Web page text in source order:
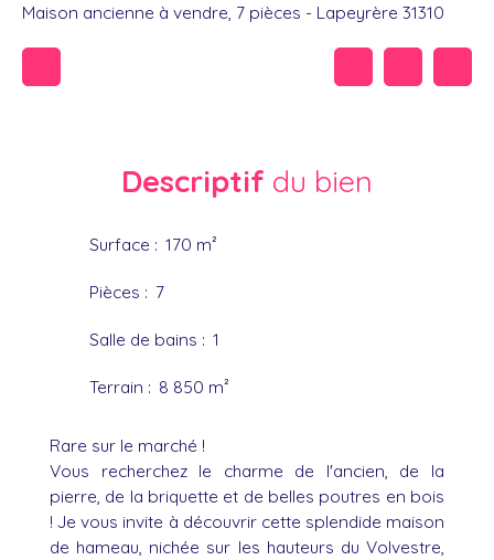
Maison ancienne à vendre, 7 pièces - Lapeyrère 31310
Descriptif du bien
Surface : 170 m²
Pièces : 7
Salle de bains : 1
Terrain : 8 850 m²
Rare sur le marché !
Vous recherchez le charme de l'ancien, de la
pierre, de la briquette et de belles poutres en bois
! Je vous invite à découvrir cette splendide maison
de hameau, nichée sur les hauteurs du Volvestre,